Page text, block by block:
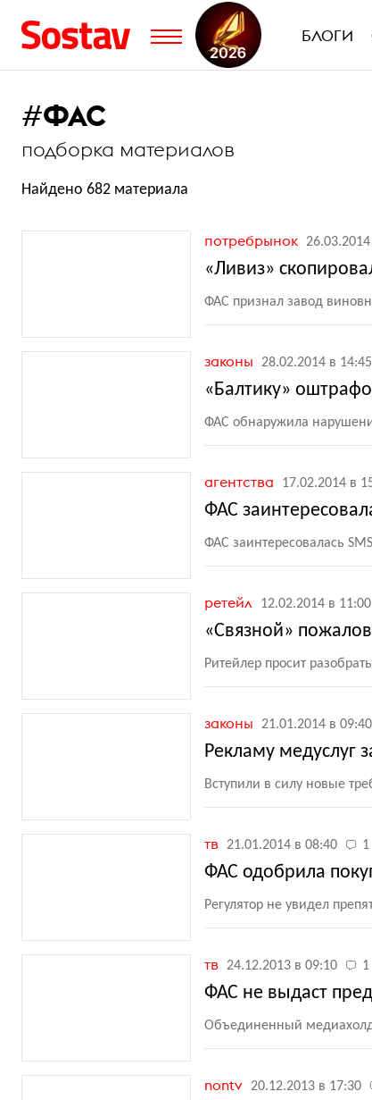
БЛОГИ
#ФАС
подборка материалов
Найдено 682 материала
потребрынок
«Ливиз»
ФАС признал завод
законы 28.02.2014 в 14:45
«Балтику»
ФАС обнаружила
агентства 17.02.2014 в
ФАС
ФАС заинтересовалась
ретейл 12.02.2014 в 11:00
«Связной»
Ритейлер просит
законы 21.01.2014 в 09:40
Рекламу медуслуг
Вступили в силу новые
тв 21.01.2014 в 08:40 1
ФАС одобрила
Регулятор не увидел
тв 24.12.2013 в 09:10 1
ФАС не выдаст
Объединенный
nontv 20.12.2013 в 17:30